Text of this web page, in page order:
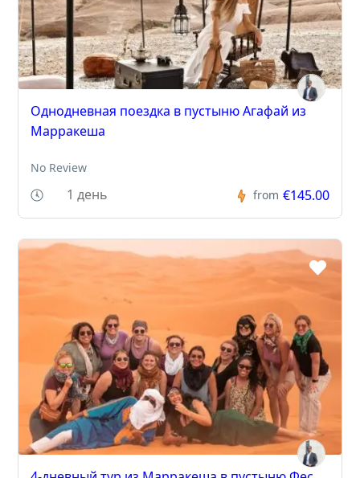
Однодневная поездка в пустыню Агафай из
Марракеша
No Review
1 день from €145.00